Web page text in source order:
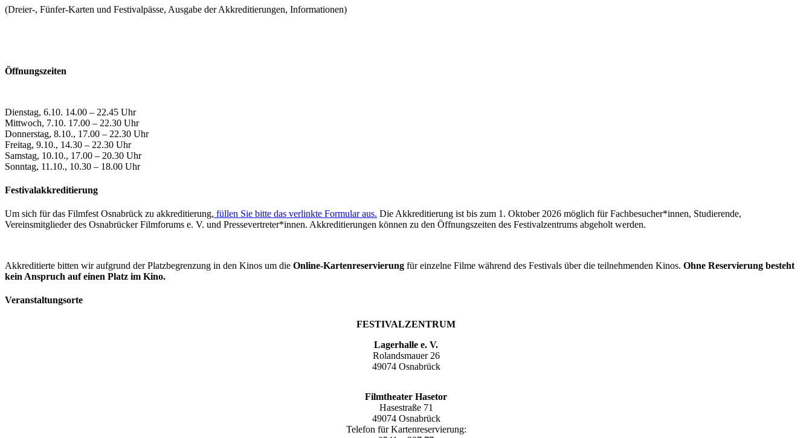
(Dreier-, Fünfer-Karten und Festivalpässe, Ausgabe der Akkreditierungen, Informationen)
Öffnungszeiten
Dienstag, 6.10. 14.00 – 22.45 Uhr
Mittwoch, 7.10. 17.00 – 22.30 Uhr
Donnerstag, 8.10., 17.00 – 22.30 Uhr
Freitag, 9.10., 14.30 – 22.30 Uhr
Samstag, 10.10., 17.00 – 20.30 Uhr
Sonntag, 11.10., 10.30 – 18.00 Uhr
Festivalakkreditierung
Um sich für das Filmfest Osnabrück zu akkreditierung, füllen Sie bitte das verlinkte Formular aus. Die Akkreditierung ist bis zum 1. Oktober 2026 möglich für Fachbesucher*innen, Studierende,
Vereinsmitglieder des Osnabrücker Filmforums e. V. und Pressevertreter*innen. Akkreditierungen können zu den Öffnungszeiten des Festivalzentrums abgeholt werden.
Akkreditierte bitten wir aufgrund der Platzbegrenzung in den Kinos um die Online-Kartenreservierung für einzelne Filme während des Festivals über die teilnehmenden Kinos. Ohne Reservierung besteht
kein Anspruch auf einen Platz im Kino.
Veranstaltungsorte
FESTIVALZENTRUM
Lagerhalle e. V.
Rolandsmauer 26
49074 Osnabrück
Filmtheater Hasetor
Hasestraße 71
49074 Osnabrück
Telefon für Kartenreservierung: